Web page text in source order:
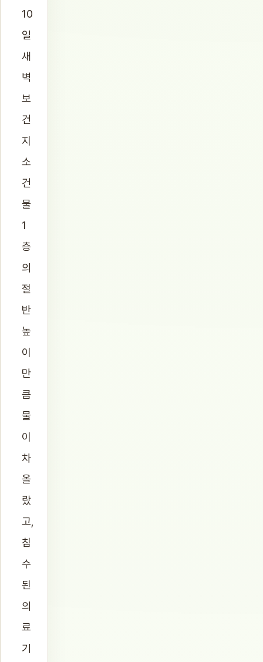
10
일
새
벽
보
건
지
소
건
물
1
층
의
절
반
높
이
만
큼
물
이
차
올
랐
고,
침
수
된
의
료
기